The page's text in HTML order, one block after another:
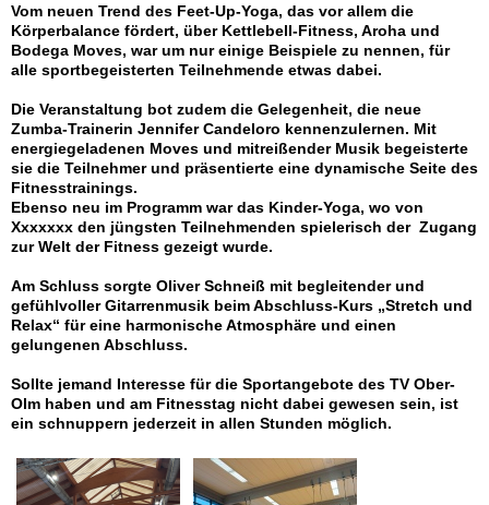
Vom neuen Trend des Feet-Up-Yoga, das vor allem die
Körperbalance fördert, über Kettlebell-Fitness, Aroha und
Bodega Moves, war um nur einige Beispiele zu nennen, für
alle sportbegeisterten Teilnehmende etwas dabei.
Die Veranstaltung bot zudem die Gelegenheit, die neue
Zumba-Trainerin Jennifer Candeloro kennenzulernen. Mit
energiegeladenen Moves und mitreißender Musik begeisterte
sie die Teilnehmer und präsentierte eine dynamische Seite des
Fitnesstrainings.
Ebenso neu im Programm war das Kinder-Yoga, wo von
Xxxxxxx den jüngsten Teilnehmenden spielerisch der Zugang
zur Welt der Fitness gezeigt wurde.
Am Schluss sorgte Oliver Schneiß mit begleitender und
gefühlvoller Gitarrenmusik beim Abschluss-Kurs „Stretch und
Relax“ für eine harmonische Atmosphäre und einen
gelungenen Abschluss.
Sollte jemand Interesse für die Sportangebote des TV Ober-
Olm haben und am Fitnesstag nicht dabei gewesen sein, ist
ein schnuppern jederzeit in allen Stunden möglich.